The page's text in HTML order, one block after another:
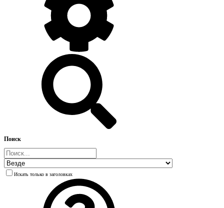
Поиск
Искать только в заголовках